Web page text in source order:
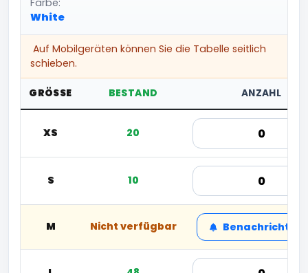
Farbe:
White
Auf Mobilgeräten können Sie die Tabelle seitlich
schieben.
GRÖSSE BESTAND ANZAHL
XS 20
S 10
M Nicht verfügbar